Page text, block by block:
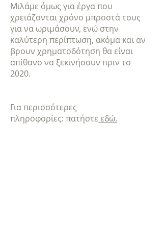
Μιλάμε όμως για έργα που
χρειάζονται χρόνο μπροστά τους
για να ωριμάσουν, ενώ στην
καλύτερη περίπτωση, ακόμα και αν
βρουν χρηματοδότηση θα είναι
απίθανο να ξεκινήσουν πριν το
2020.
Για περισσότερες
πληροφορίες: πατήστε εδώ.